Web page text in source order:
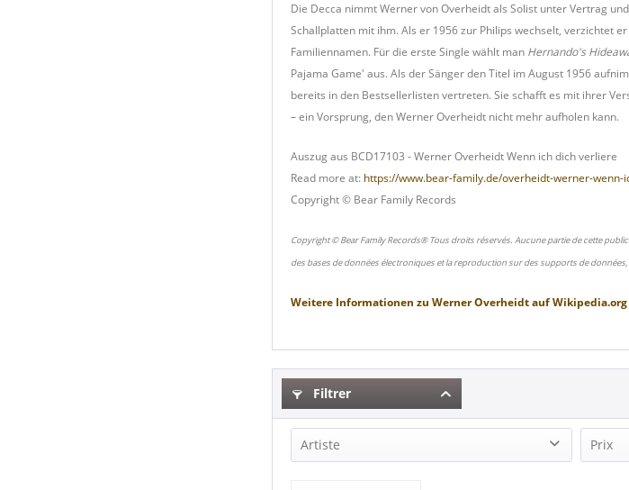
Die Decca nimmt Werner von Overheidt als Solist unter Vertrag
Schallplatten mit ihm. Als er 1956 zur Philips wechselt, verzichtet
Familiennamen. Für die erste Single wählt man Hernando's
Pajama Game' aus. Als der Sänger den Titel im August 1956
bereits in den Bestsellerlisten vertreten. Sie schafft es mit ihrer
– ein Vorsprung, den Werner Overheidt nicht mehr aufholen kann.
Auszug aus BCD17103 -Werner Overheidt Wenn ich dich verliere
Read more at: https://www.bear-family.de/overheidt-werner-wenn-
Copyright © Bear Family Records
Copyright © Bear Family Records® Tous droits réservés. Aucune partie de cette
des bases de données électroniques et la reproduction sur des supports de
Weitere Informationen zu Werner OverheidtaufWikipedia.org
Filtrer
Artiste Prix